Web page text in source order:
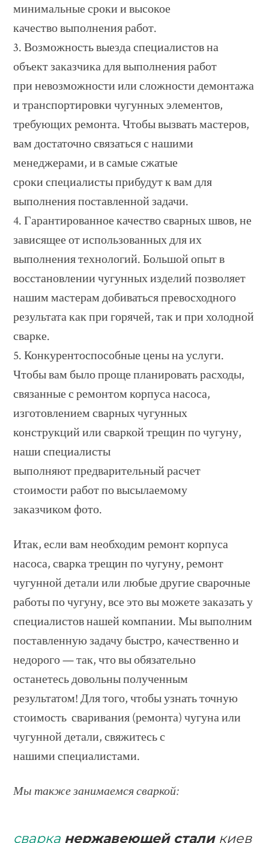
минимальные сроки и высокое
качество выполнения работ.
3. Возможность выезда специалистов на
объект заказчика для выполнения работ
при невозможности или сложности демонтажа
и транспортировки чугунных элементов,
требующих ремонта. Чтобы вызвать мастеров,
вам достаточно связаться с нашими
менеджерами, и в самые сжатые
сроки специалисты прибудут к вам для
выполнения поставленной задачи.
4. Гарантированное качество сварных швов, не
зависящее от использованных для их
выполнения технологий. Большой опыт в
восстановлении чугунных изделий позволяет
нашим мастерам добиваться превосходного
результата как при горячей, так и при холодной
сварке.
5. Конкурентоспособные цены на услуги.
Чтобы вам было проще планировать расходы,
связанные с ремонтом корпуса насоса,
изготовлением сварных чугунных
конструкций или сваркой трещин по чугуну,
наши специалисты
выполняют предварительный расчет
стоимости работ по высылаемому
заказчиком фото.
Итак, если вам необходим ремонт корпуса
насоса, сварка трещин по чугуну, ремонт
чугунной детали или любые другие сварочные
работы по чугуну, все это вы можете заказать у
специалистов нашей компании. Мы выполним
поставленную задачу быстро, качественно и
недорого — так, что вы обязательно
останетесь довольны полученным
результатом! Для того, чтобы узнать точную
стоимость сваривания (ремонта) чугуна или
чугунной детали, свяжитесь с
нашими специалистами.
Мы также занимаемся сваркой:
сварка нержавеющей сталикиев